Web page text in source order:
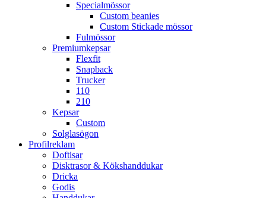
Specialmössor
Custom beanies
Custom Stickade mössor
Fulmössor
Premiumkepsar
Flexfit
Snapback
Trucker
110
210
Kepsar
Custom
Solglasögon
Profilreklam
Doftisar
Disktrasor & Kökshanddukar
Dricka
Godis